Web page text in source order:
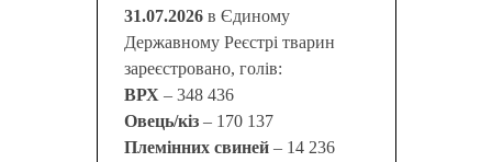
31.07.2026 в Єдиному
Державному Реєстрі тварин
зареєстровано, голів:
ВРХ – 348 436
Овець/кіз– 170 137
Племінних свиней– 14 236